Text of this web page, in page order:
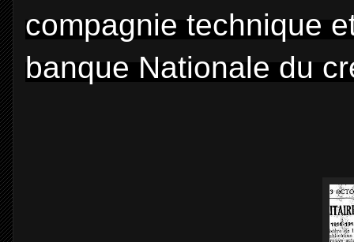
compagnie technique
banque Nationale du